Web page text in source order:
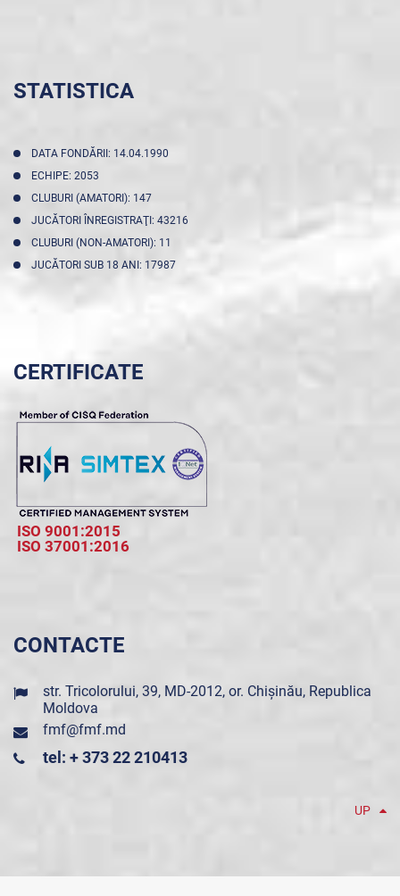
STATISTICA
DATA FONDĂRII: 14.04.1990
ECHIPE: 2053
CLUBURI (AMATORI): 147
JUCĂTORI ÎNREGISTRAŢI: 43216
CLUBURI (NON-AMATORI): 11
JUCĂTORI SUB 18 ANI: 17987
CERTIFICATE
ISO 9001:2015
ISO 37001:2016
CONTACTE
str. Tricolorului, 39, MD-2012, or. Chișinău, Republica
Moldova
fmf@fmf.md
tel: + 373 22 210413
UP